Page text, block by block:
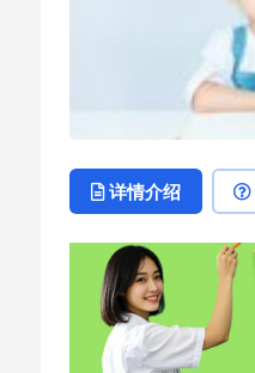
详情介绍